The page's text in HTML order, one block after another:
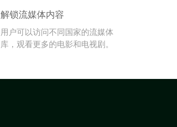
解锁流媒体内容
用户可以访问不同国家的流媒体
库，观看更多的电影和电视剧。